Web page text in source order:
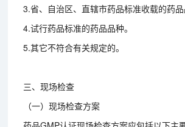
3.省、自治区、直辖市药品标准收载的药品
4.试行药品标准的药品品种。
5.其它不符合有关规定的。
三、现场检查
（一）现场检查方案